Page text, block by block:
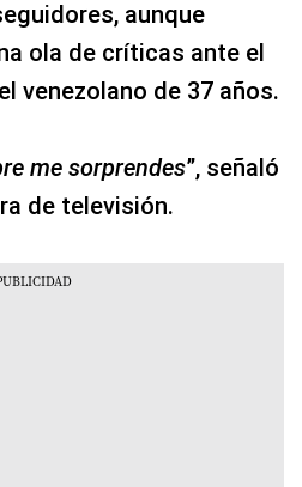
aunque
ola de críticas ante el
venezolano de 37 años.
me sorprendes”, señaló
de televisión.